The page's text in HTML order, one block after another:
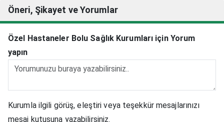
Öneri, Şikayet ve Yorumlar
Özel Hastaneler Bolu Sağlık Kurumları için Yorum
yapın
Kurumla ilgili görüş, eleştiri veya teşekkür mesajlarınızı
mesaj kutusuna yazabilirsiniz.